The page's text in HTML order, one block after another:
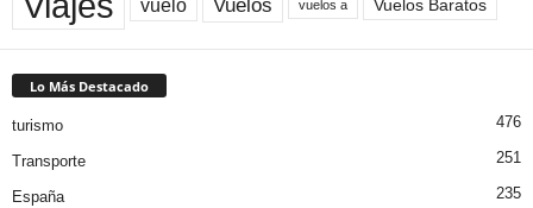
vuelo vuelos a Vuelos Baratos
Lo Más Destacado
turismo 476
Transporte 251
España 235